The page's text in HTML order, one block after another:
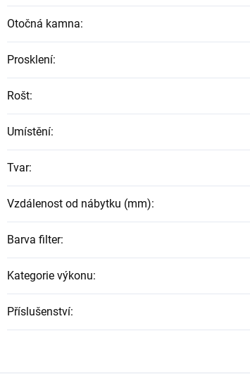
Otočná kamna:
Prosklení:
Rošt:
Umístění:
Tvar:
Vzdálenost od nábytku (mm):
Barva filter:
Kategorie výkonu:
Příslušenství: